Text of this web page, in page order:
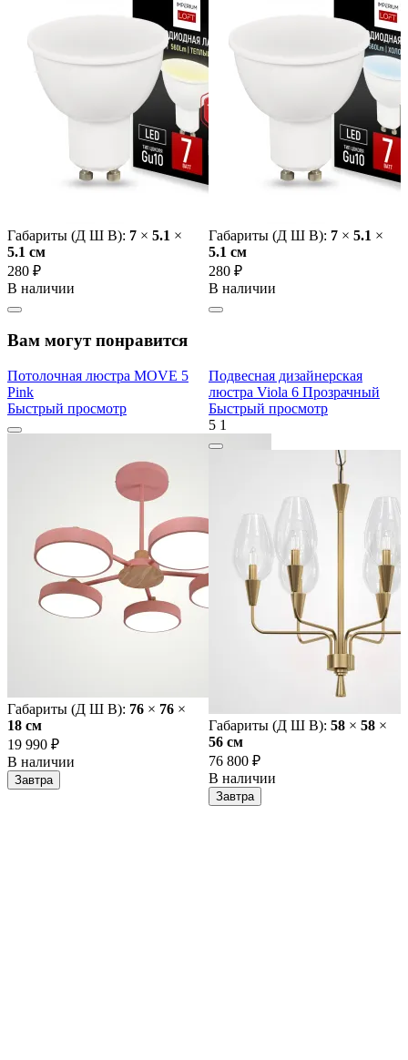
Габариты (Д Ш В): 7 × 5.1 ×
5.1 cм
280 ₽
В наличии
Габариты (Д Ш В): 7 × 5.1 ×
5.1 cм
280 ₽
В наличии
Вам могут понравится
Потолочная люстра MOVE 5
Pink
Быстрый просмотр
Габариты (Д Ш В): 76 × 76 ×
18 cм
19 990 ₽
В наличии
Завтра
Подвесная дизайнерская
люстра Viola 6 Прозрачный
Быстрый просмотр
5 1
Габариты (Д Ш В): 58 × 58 ×
56 cм
76 800 ₽
В наличии
Завтра